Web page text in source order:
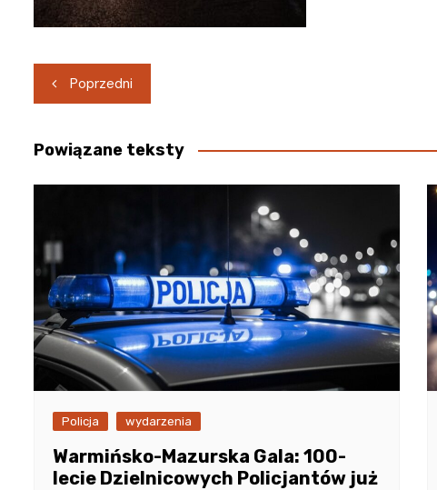
Nawigacja
wpisu
Poprzedni
Powiązane teksty
Policja wydarzenia
Warmińsko-Mazurska Gala: 100-
lecie Dzielnicowych Policjantów już